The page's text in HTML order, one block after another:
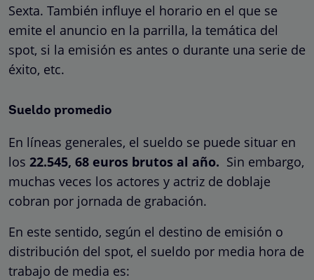
Sexta. También influye el horario en el que se
emite el anuncio en la parrilla, la temática del
spot, si la emisión es antes o durante una serie de
éxito, etc.
Sueldo promedio
En líneas generales, el sueldo se puede situar en
los 22.545, 68 euros brutos al año. Sin embargo,
muchas veces los actores y actriz de doblaje
cobran por jornada de grabación.
En este sentido, según el destino de emisión o
distribución del spot, el sueldo por media hora de
trabajo de media es: